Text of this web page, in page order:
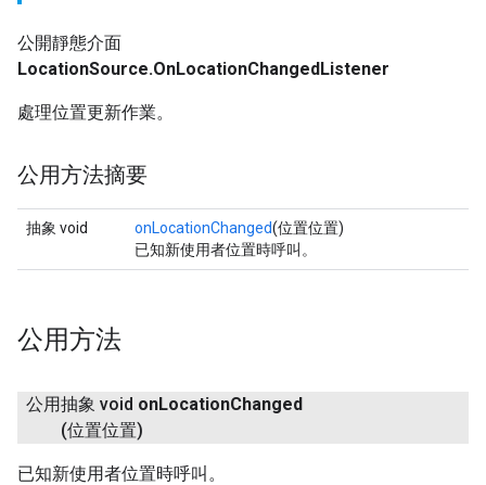
公開靜態介面
LocationSource.OnLocationChangedListener
處理位置更新作業。
公用方法摘要
抽象 void onLocationChanged(位置位置)
已知新使用者位置時呼叫。
公用方法
公用抽象 void onLocationChanged
(位置位置)
已知新使用者位置時呼叫。